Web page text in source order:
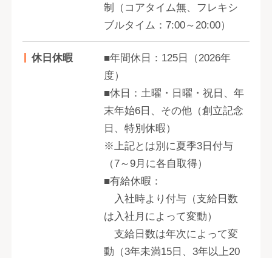
制（コアタイム無、フレキシ
ブルタイム：7:00～20:00）
休日休暇
■年間休日：125日（2026年
度）
■休日：土曜・日曜・祝日、年
末年始6日、その他（創立記念
日、特別休暇）
※上記とは別に夏季3日付与
（7～9月に各自取得）
■有給休暇：
入社時より付与（支給日数
は入社月によって変動）
支給日数は年次によって変
動（3年未満15日、3年以上20